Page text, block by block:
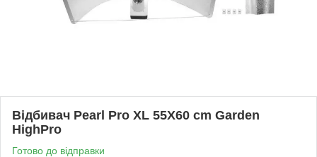
Відбивач Pearl Pro XL 55Х60 cm Garden
HighPro
Готово до відправки